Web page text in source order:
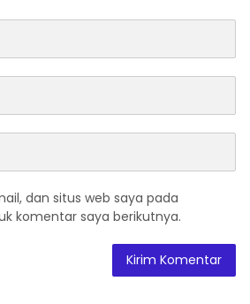
dan situs web saya pada
komentar saya berikutnya.